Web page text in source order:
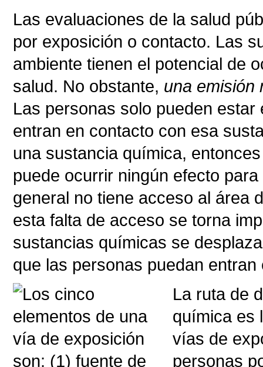
Las evaluaciones de la salud
por exposición o contacto. Las
ambiente tienen el potencial de
salud. No obstante, una emisión
Las personas solo pueden
entran en contacto con esa
una sustancia química,
puede ocurrir ningún efecto
general no tiene acceso al área
esta falta de acceso se torna
sustancias químicas se
que las personas puedan
La ruta de
química es
vías de
personas